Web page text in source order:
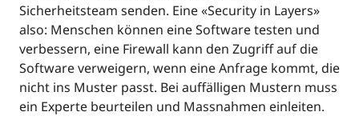
Sicherheitsteam senden. Eine «Security in Layers»
also: Menschen können eine Software testen und
verbessern, eine Firewall kann den Zugriff auf die
Software verweigern, wenn eine Anfrage kommt, die
nicht ins Muster passt. Bei auffälligen Mustern muss
ein Experte beurteilen und Massnahmen einleiten.